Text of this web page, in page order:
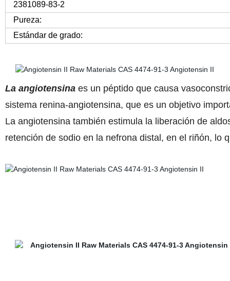
2381089-83-2
Pureza:
Estándar de grado:
La angiotensinaes un péptido que causa
sistema renina-angiotensina, que es un objetivo
La angiotensina también estimula la liberación de
retención de sodio en la nefrona distal, en el riñón, lo